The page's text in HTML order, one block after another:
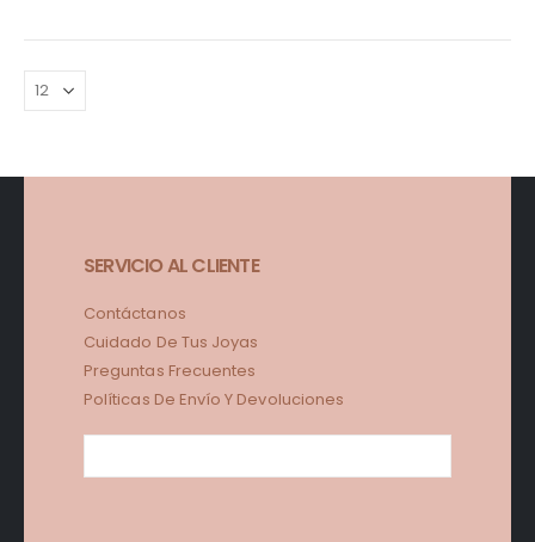
SERVICIO AL CLIENTE
Contáctanos
Cuidado De Tus Joyas
Preguntas Frecuentes
Políticas De Envío Y Devoluciones